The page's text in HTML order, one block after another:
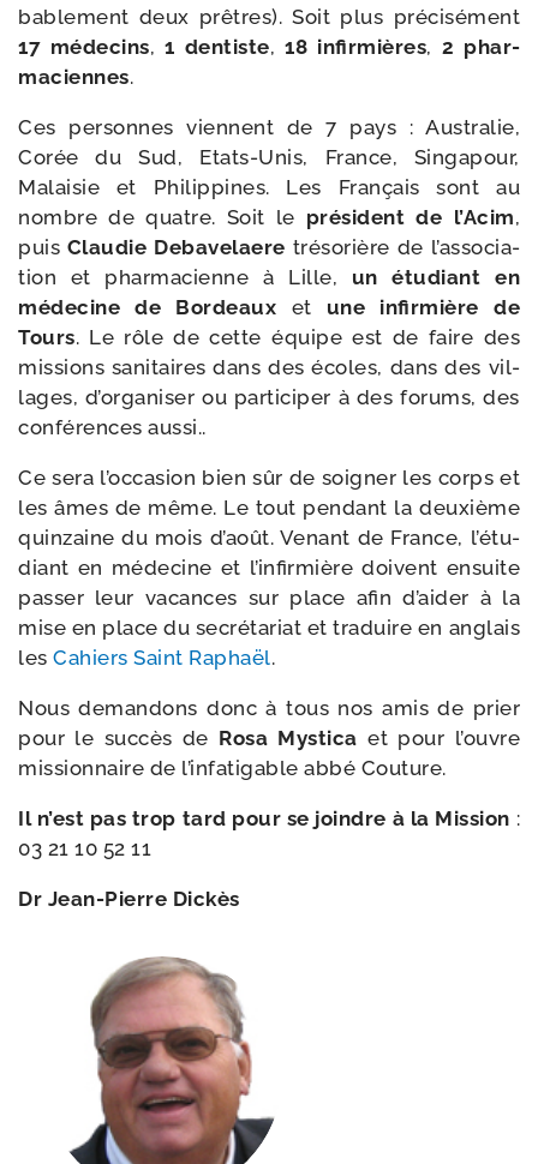
ba­ble­ment deux prêtres). Soit plus pré­ci­sé­ment
17 méde­cins,1 den­tiste,18 infir­mières, 2 phar­
ma­ciennes.
Ces per­sonnes viennent de 7 pays : Australie,
Corée du Sud, Etats-​Unis, France, Singapour,
Malaisie et Philippines. Les Français sont au
nombre de quatre. Soit le pré­sident de l’Acim,
puis Claudie Debavelaere tré­so­rière de l’as­so­cia­
tion et phar­ma­cienne à Lille, un étu­diant en
méde­cine de Bordeaux et une infir­mière de
Tours. Le rôle de cette équipe est de faire des
mis­sions sani­taires dans des écoles, dans des vil­
lages, d’or­ga­ni­ser ou par­ti­ci­per à des forums, des
confé­rences aussi..
Ce sera l’oc­ca­sion bien sûr de soi­gner les corps et
les âmes de même. Le tout pen­dant la deuxième
quin­zaine du mois d’août. Venant de France, l’é­tu­
diant en méde­cine et l’in­fir­mière doivent ensuite
pas­ser leur vacances sur place afin d’ai­der à la
mise en place du secré­ta­riat et tra­duire en anglais
les Cahiers Saint Raphaël.
Nous deman­dons donc à tous nos amis de prier
pour le suc­cès de Rosa Mystica et pour l’ouvre
mis­sion­naire de l’in­fa­ti­gable abbé Couture.
Il n’est pas trop tard pour se joindre à la Mission :
03 21 10 52 11
Dr Jean-​Pierre Dickès